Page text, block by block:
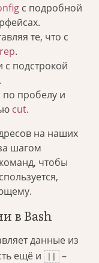
с подробной
те, что с
.
с подстрокой
по пробелу и
cut.
на наших
шагом
чтобы
в Bash
данные из
ещё и
–